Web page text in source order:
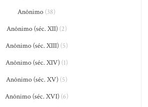
Anônimo (38)
Anônimo (séc. XII)(2)
Anônimo (séc. XIII)(5)
Anônimo (séc. XIV)(1)
Anônimo (séc. XV)(5)
Anônimo (séc. XVI)(6)